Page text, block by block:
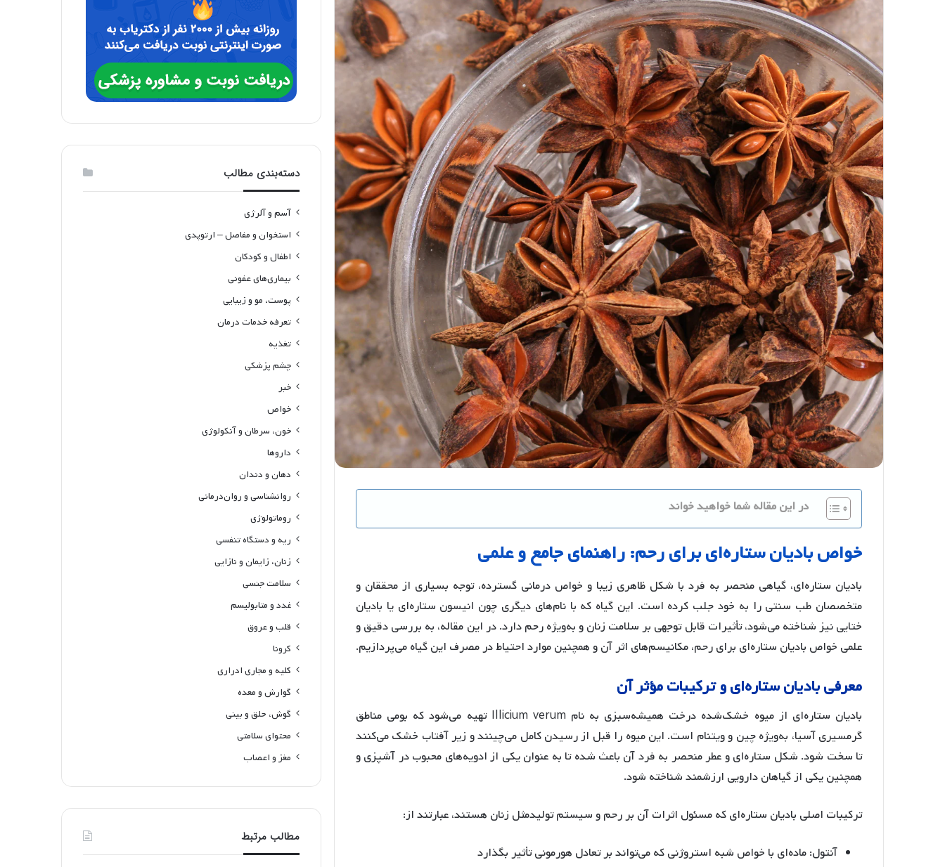
در این مقاله شما خواهید خواند
خواصبادیانستارهایبرایرحم:راهنمایجامعوعلمی
بادیان ستاره‌ای، گیاهی منحصر به فرد با شکل ظاهری زیبا و خواص درمانی گسترده، توجه بسیاری از محققان و
متخصصان طب سنتی را به خود جلب کرده است. این گیاه که با نام‌های دیگری چون انیسون ستاره‌ای یا بادیان
ختایی نیز شناخته می‌شود، تأثیرات قابل توجهی بر سلامت زنان و به‌ویژه رحم دارد. در این مقاله، به بررسی دقیق و
علمی خواص بادیان ستاره‌ای برای رحم، مکانیسم‌های اثر آن و همچنین موارد احتیاط در مصرف این گیاه می‌پردازیم.
معرفیبادیانستارهایوترکیباتمؤثرآن
بادیان ستاره‌ای از میوه خشک‌شده درخت همیشه‌سبزی به نام Illicium verum تهیه می‌شود که بومی مناطق
گرمسیری آسیا، به‌ویژه چین و ویتنام است. این میوه را قبل از رسیدن کامل می‌چینند و زیر آفتاب خشک می‌کنند
تا سخت شود. شکل ستاره‌ای و عطر منحصر به فرد آن باعث شده تا به عنوان یکی از ادویه‌های محبوب در آشپزی و
همچنین یکی از گیاهان دارویی ارزشمند شناخته شود.
ترکیبات اصلی بادیان ستاره‌ای که مسئول اثرات آن بر رحم و سیستم تولیدمثل زنان هستند، عبارتند از:
آنتول: ماده‌ای با خواص شبه استروژنی که می‌تواند بر تعادل هورمونی تأثیر بگذارد
دسته‌بندی مطالب
آسم و آلرژی
استخوان و مفاصل – ارتوپدی
اطفال و کودکان
بیماری‌های عفونی
پوست، مو و زیبایی
تعرفه خدمات درمان
تغذیه
چشم پزشکی
خبر
خواص
خون، سرطان و آنکولوژی
داروها
دهان و دندان
روانشناسی و روان‌درمانی
روماتولوژی
ریه و دستگاه تنفسی
زنان، زایمان و نازایی
سلامت جنسی
غدد و متابولیسم
قلب و عروق
کرونا
کلیه و مجاری ادراری
گوارش و معده
گوش، حلق و بینی
محتوای سلامتی
مغز و اعصاب
مطالب مرتبط